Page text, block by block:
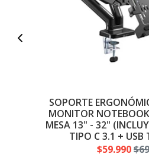
SOPORTE
MONITOR
MESA 13" - 32"
TIPO C 3.1 + USB
$59.990